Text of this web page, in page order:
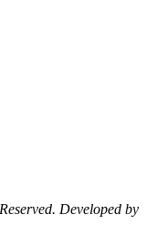
Developed by